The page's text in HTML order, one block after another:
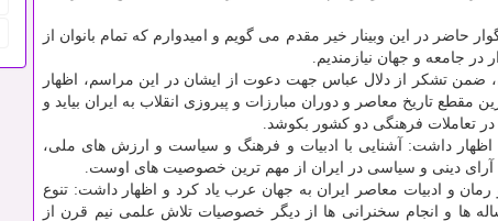
حاضر در این وبینار خیر مقدم می گویم و امیدوارم که تمام بانوان از
در جامعه و جهان نیازمندیم.
، ضمن تشکر از دلال عباس جهت دعوت از ایشان در این مراسم، اظهار
تاریخ معاصر و دوران مبارزات و پیروزی انقلاب به ایران بیاید و
در تعاملات فرهنگی دو کشور بکوشد.
داشت: آشنایی با ادبیات و فرهنگ و سیاست و ارزش های ملی،
آرای دینی و سیاسی در ایران از مهم ترین خصوصیت های اوست.
و ادبیات معاصر ایران به جهان عرب یاد کرد و اظهار داشت: تنوع
ها و انجام سخنرانی ها از دیگر خصوصیات تلاش علمی نیم قرن از